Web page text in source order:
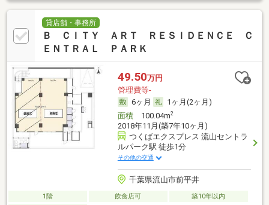
貸店舗・事務所
Ｂ ＣＩＴＹ ＡＲＴ ＲＥＳＩＤＥＮＣＥ Ｃ
ＥＮＴＲＡＬ ＰＡＲＫ
49.50万円
管理費等-
6ヶ月
1ヶ月(2ヶ月)
面積100.04m2
2018年11月(築7年10ヶ月)
つくばエクスプレス 流山セントラ
ルパーク駅 徒歩1分
その他の交通
千葉県流山市前平井
1階 飲食店可
築10年以内